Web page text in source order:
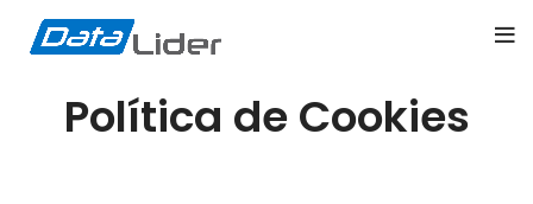
Política de Cookies